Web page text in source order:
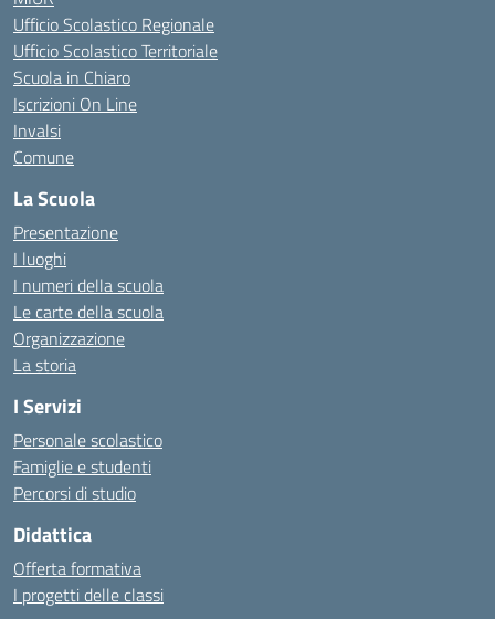
Ufficio Scolastico Regionale
Ufficio Scolastico Territoriale
Scuola in Chiaro
Iscrizioni On Line
Invalsi
Comune
La Scuola
Presentazione
I luoghi
I numeri della scuola
Le carte della scuola
Organizzazione
La storia
I Servizi
Personale scolastico
Famiglie e studenti
Percorsi di studio
Didattica
Offerta formativa
I progetti delle classi